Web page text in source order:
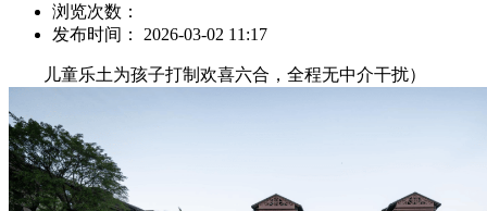
浏览次数：
发布时间： 2026-03-02 11:17
儿童乐土为孩子打制欢喜六合，全程无中介干扰）